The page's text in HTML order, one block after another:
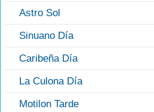
Astro Sol
Sinuano Día
Caribeña Día
La Culona Día
Motilon Tarde